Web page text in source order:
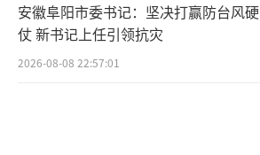
安徽阜阳市委书记：坚决打赢防台风硬
仗 新书记上任引领抗灾
2026-08-08 22:57:01